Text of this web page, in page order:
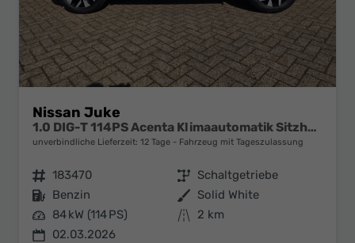
Nissan Juke
1.0 DIG-T 114PS Acenta Klimaautomatik Sitzheizung Rückf.Kamera Bluetooth Touchscreen wireless Apple CarPlay Android Auto
unverbindliche Lieferzeit: 12 Tage Fahrzeug mit Tageszulassung
Fahrzeugnr. 183470 Getriebe Schaltgetriebe
Kraftstoff Benzin Außenfarbe Solid White
Leistung 84 kW (114 PS) Kilometerstand
2 km
02.03.2026